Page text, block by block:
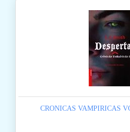
CRONICAS VAMPIRICAS